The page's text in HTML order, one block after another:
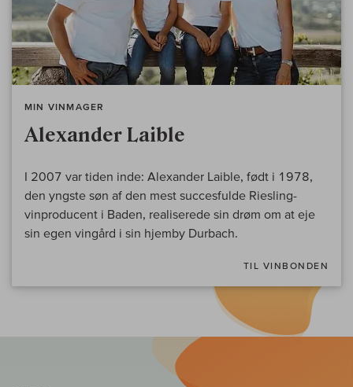
MIN VINMAGER
Alexander Laible
I 2007 var tiden inde: Alexander Laible, født i 1978,
den yngste søn af den mest succesfulde Riesling-
vinproducent i Baden, realiserede sin drøm om at eje
sin egen vingård i sin hjemby Durbach.
TIL VINBONDEN